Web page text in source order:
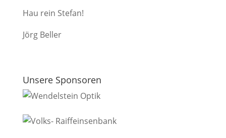
Hau rein Stefan!
Jörg Beller
Unsere Sponsoren